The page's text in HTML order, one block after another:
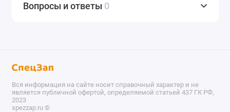
регионы в течение 12 часов. Доставка до
Вопросы и ответы 0
Вся информация на сайте носит справочный характер и не
является публичной офертой, определяемой статьей 437 ГК РФ,
2023
spezzap.ru ©️